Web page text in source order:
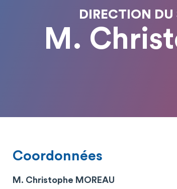
DIRECTION
M.
Coordonnées
M. Christophe MOREAU